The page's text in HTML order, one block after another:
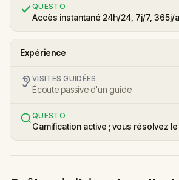
QUESTO
Accès instantané 24h/24, 7j/7, 365j/
Expérience
VISITES GUIDÉES
Écoute passive d'un guide
QUESTO
Gamification active ; vous résolvez